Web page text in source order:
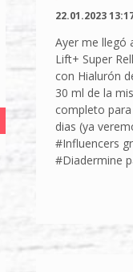
22.01.2023
Ayer me llegó
Lift+ Super
con Hialurón
30 ml de la
completo
dias (ya
#Influencers
#Diadermine